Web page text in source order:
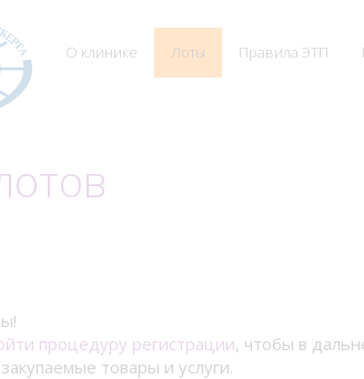
О клинике Лоты Правила ЭТП
процедуру регистрации, чтобы в
товары и услуги.